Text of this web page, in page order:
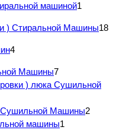
машиной1
) Стиральной Машины18
4
Машины7
) люка Сушильной
Сушильной Машины2
машины1